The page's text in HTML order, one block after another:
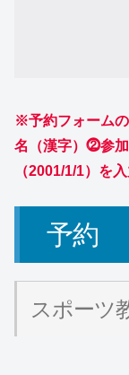
※予約フォーム
名（漢字）⓶参
（2001/1/1）を
予約
スポーツ